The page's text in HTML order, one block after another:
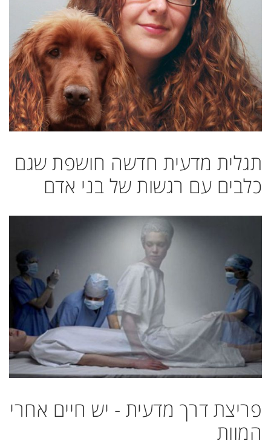
תגלית מדעית חדשה חושפת שגם
כלבים עם רגשות של בני אדם
פריצת דרך מדעית - יש חיים אחרי
המוות